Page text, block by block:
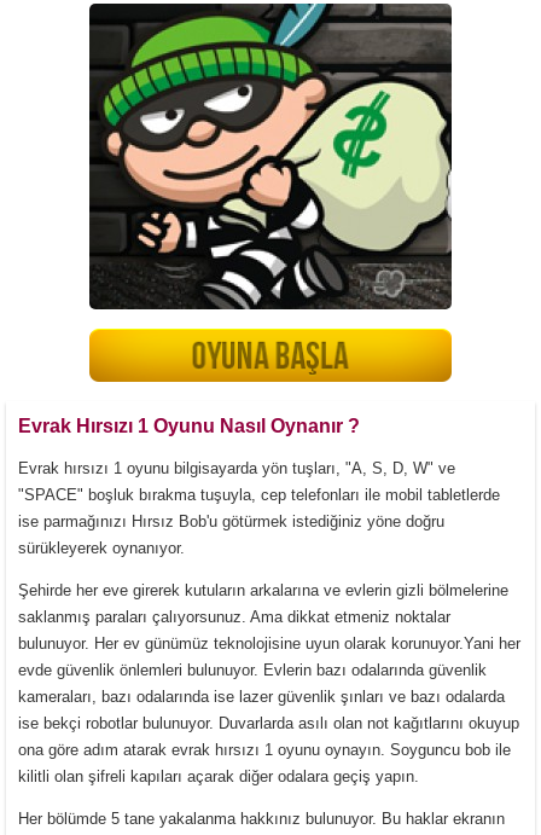
Evrak Hırsızı 1 Oyunu Nasıl Oynanır ?
Evrak hırsızı 1 oyunu bilgisayarda yön tuşları, "A, S, D, W" ve
"SPACE" boşluk bırakma tuşuyla, cep telefonları ile mobil tabletlerde
ise parmağınızı Hırsız Bob'u götürmek istediğiniz yöne doğru
sürükleyerek oynanıyor.
Şehirde her eve girerek kutuların arkalarına ve evlerin gizli bölmelerine
saklanmış paraları çalıyorsunuz. Ama dikkat etmeniz noktalar
bulunuyor. Her ev günümüz teknolojisine uyun olarak korunuyor.Yani her
evde güvenlik önlemleri bulunuyor. Evlerin bazı odalarında güvenlik
kameraları, bazı odalarında ise lazer güvenlik şınları ve bazı odalarda
ise bekçi robotlar bulunuyor. Duvarlarda asılı olan not kağıtlarını okuyup
ona göre adım atarak evrak hırsızı 1 oyunu oynayın. Soyguncu bob ile
kilitli olan şifreli kapıları açarak diğer odalara geçiş yapın.
Her bölümde 5 tane yakalanma hakkınız bulunuyor. Bu haklar ekranın